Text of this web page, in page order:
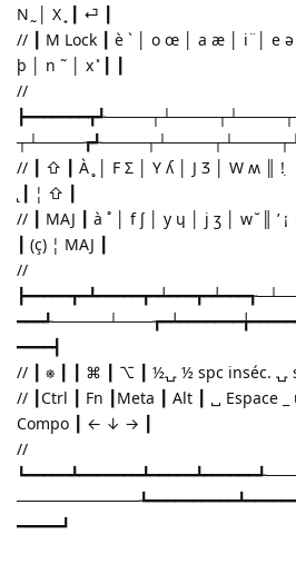
N ̰ │ X ̟ ┃ ⏎ ┃
// ┃ M Lock ┃ è ` │ o œ │ a æ │ i ̈ │ e
þ │ n ˜ │ x ̽ ┃ ┃
//
// ┃ ⇧ ┃ À ̥ │ F Ʃ │ Y ʎ │ J Ʒ │ W ʍ ║ !
̢ ┃ ¦ ⇧ ┃
// ┃ MAJ ┃ à ˚ │ f ʃ │ y ɥ │ j ʒ │ w ̆ ║ ’
┃ (ç) ¦ MAJ ┃
//
━━━━┫
// ┃ ⎈ ┃ ┃ ⌘ ┃ ⌥ ┃ ½⍽ ½ spc inséc. ⍽
// ┃Ctrl ┃ Fn ┃Meta ┃ Alt ┃ ␣ Espace _
Compo ┃ ← ↓ → ┃
//
━━━━━┛